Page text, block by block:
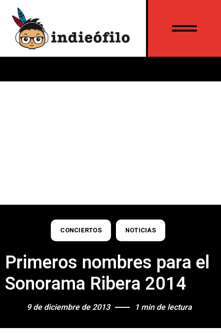
CONCIERTOS NOTICIAS
Primeros nombres para el
Sonorama Ribera 2014
9 de diciembre de 2013 1 min de lectura